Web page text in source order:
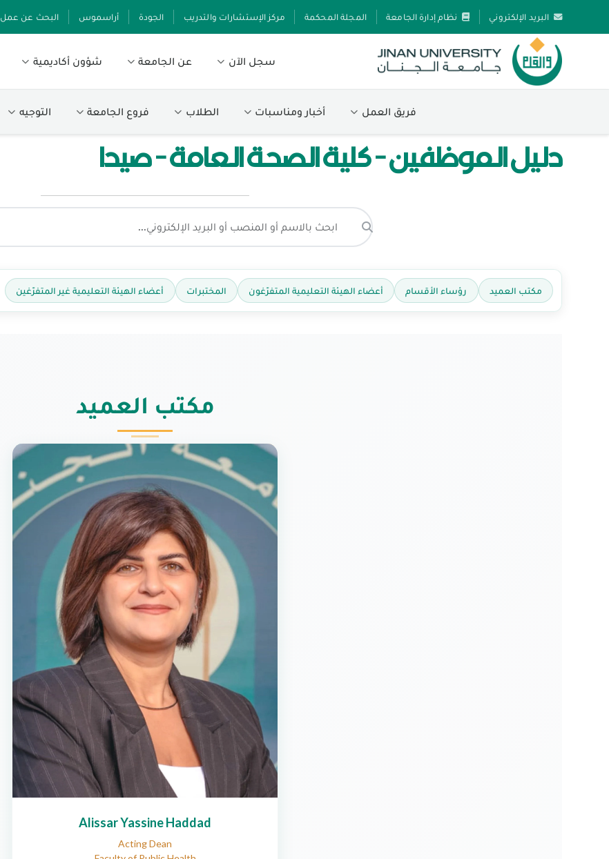
البريد الإلكتروني نظام إدارة الجامعة المجلة المحكمة مركز الإستشارات والتدريب الجودة أراسموس البحث عن عمل
سجل الآن عن الجامعة شؤون أكاديمية
فريق العمل أخبار ومناسبات الطلاب فروع الجامعة التوجيه
دليل الموظفين - كلية الصحة العامة - صيدا
مكتب العميد رؤساء الأقسام أعضاء الهيئة التعليمية المتفرّغون المختبرات أعضاء الهيئة التعليمية غير المتفرّغين
مكتب العميد
Alissar Yassine Haddad
Acting Dean